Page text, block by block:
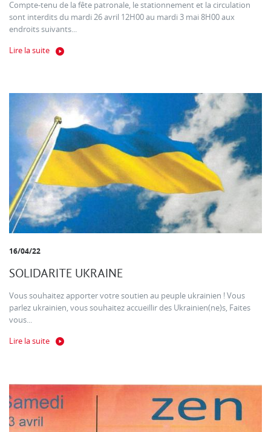
Compte-tenu de la fête patronale, le stationnement et la circulation
sont interdits du mardi 26 avril 12H00 au mardi 3 mai 8H00 aux
endroits suivants...
Lire la suite
16/04/22
SOLIDARITE UKRAINE
Vous souhaitez apporter votre soutien au peuple ukrainien ! Vous
parlez ukrainien, vous souhaitez accueillir des Ukrainien(ne)s, Faites
vous...
Lire la suite